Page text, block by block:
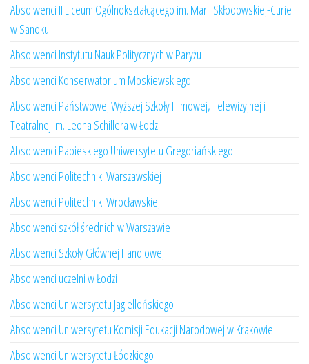
Absolwenci II Liceum Ogólnokształcącego im. Marii Skłodowskiej-Curie
w Sanoku
Absolwenci Instytutu Nauk Politycznych w Paryżu
Absolwenci Konserwatorium Moskiewskiego
Absolwenci Państwowej Wyższej Szkoły Filmowej, Telewizyjnej i
Teatralnej im. Leona Schillera w Łodzi
Absolwenci Papieskiego Uniwersytetu Gregoriańskiego
Absolwenci Politechniki Warszawskiej
Absolwenci Politechniki Wrocławskiej
Absolwenci szkół średnich w Warszawie
Absolwenci Szkoły Głównej Handlowej
Absolwenci uczelni w Łodzi
Absolwenci Uniwersytetu Jagiellońskiego
Absolwenci Uniwersytetu Komisji Edukacji Narodowej w Krakowie
Absolwenci Uniwersytetu Łódzkiego